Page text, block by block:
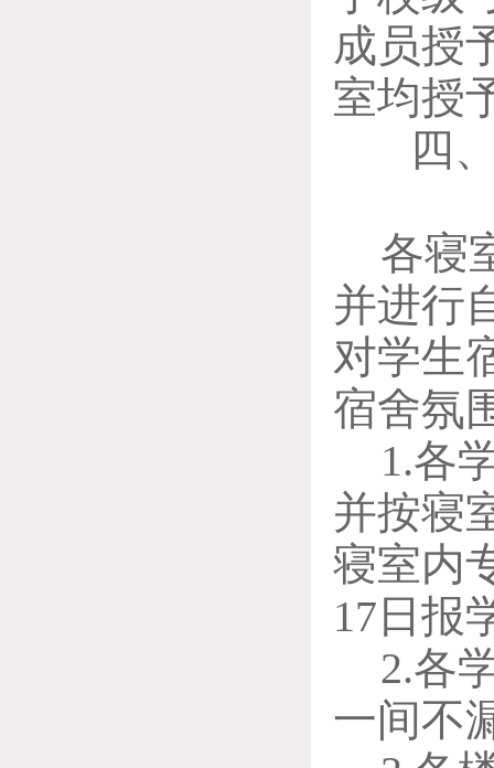
成员授
室均授
四
各寝
并进行
对学生
宿舍氛
1.各
并按寝
寝室内
17 日报
2.各
一间不